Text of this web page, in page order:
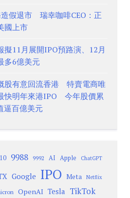
假退市 瑞幸咖啡CEO：正
國上市
擬11月展開IPO預路演、12月
6億美元
股有意回流香港 特賣電商唯
快明年來港IPO 今年股價累
逼百億美元
9988 9992 AI Apple ChatGPT
Google IPO Meta Netflix
OpenAI Tesla TikTok